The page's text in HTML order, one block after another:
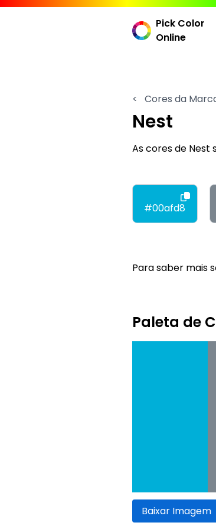
Pick Color
Online
< Cores da
Nest
As cores de
#00afd8
Para saber mais
Paleta de
Baixar Imagem